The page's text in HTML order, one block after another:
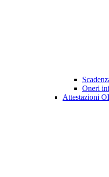
Oneri
Attestazioni